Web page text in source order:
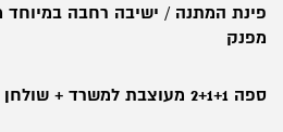
פינת המתנה / ישיבה רחבה במיוחד
מפנק
ספה 2+1+1 מעוצבת למשרד + שולחן קפה מתנה